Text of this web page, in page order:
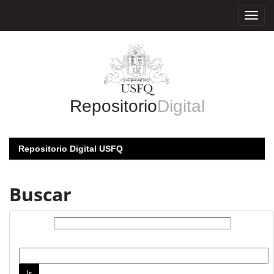
RepositorioDigital
Repositorio Digital USFQ
Buscar